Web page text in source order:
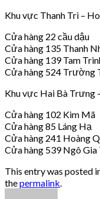
Khu vực Thanh Trì –
Cửa hàng 22 cầu dậu
Cửa hàng 135 Thanh
Cửa hàng 139 Tam
Cửa hàng 524 Trường
Khu vực Hai Bà
Cửa hàng 102 Kim Mã
Cửa hàng 85 Láng Hạ
Cửa hàng 241 Hoàng
Cửa hàng 539 Ngô
This entry was posted
thepermalink